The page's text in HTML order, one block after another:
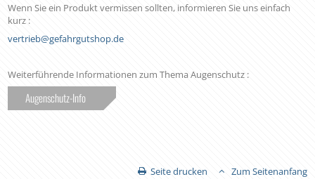
Wenn Sie ein Produkt vermissen sollten, informieren Sie uns einfach
kurz :
vertrieb@gefahrgutshop.de
Weiterführende Informationen zum Thema Augenschutz :
Augenschutz-Info
Seite drucken Zum Seitenanfang